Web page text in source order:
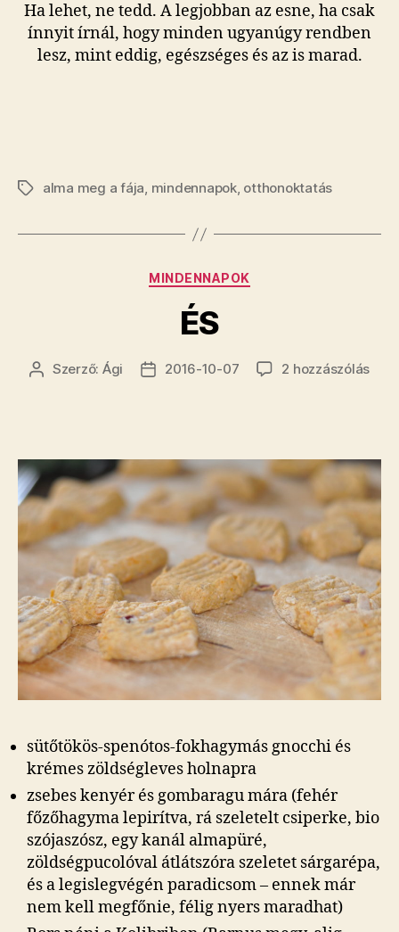
Ha lehet, ne tedd. A legjobban az esne, ha csak
ínnyit írnál, hogy minden ugyanúgy rendben
lesz, mint eddig, egészséges és az is marad.
Címkékalma meg a fája, mindennapok, otthonoktatás
Kategóriák
MINDENNAPOK
ÉS
Bejegyzés
Szerző: Ági
Bejegyzés
2016-10-07 2 hozzászólásÉS
sütőtökös-spenótos-fokhagymás gnocchi és
krémes zöldségleves holnapra
zsebes kenyér és gombaragu mára (fehér
főzőhagyma lepirítva, rá szeletelt csiperke, bio
szójaszósz, egy kanál almapüré,
zöldségpucolóval átlátszóra szeletet sárgarépa,
és a legislegvégén paradicsom – ennek már
nem kell megfőnie, félig nyers maradhat)